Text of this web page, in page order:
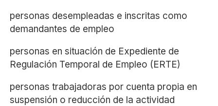
personas desempleadas e inscritas como
demandantes de empleo
personas en situación de Expediente de
Regulación Temporal de Empleo (ERTE)
personas trabajadoras por cuenta propia en
suspensión o reducción de la actividad